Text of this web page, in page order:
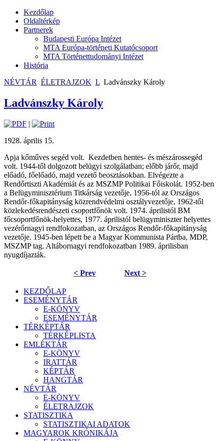
Kezdőlap
Oldaltérkép
Partnerek
Budapesti Európa Intézet
MTA Európa-történeti Kutatócsoport
MTA Történettudományi Intézet
História
NÉVTÁR ÉLETRAJZOK L Ladvánszky Károly
Ladvánszky Károly
|
1928. április 15.
Apja kőműves segéd volt. Kezdetben hentes- és mészárossegéd
volt. 1944-től dolgozott belügyi szolgálatban; előbb járőr, majd
előadó, főelőadó, majd vezető beosztásokban. Elvégezte a
Rendőrtiszti Akadémiát és az MSZMP Politikai Főiskolát. 1952-ben
a Belügyminisztérium Titkárság vezetője, 1956-tól az Országos
Rendőr-főkapitányság közrendvédelmi osztályvezetője, 1962-től
közlekedésrendészeti csoportfőnök volt. 1974. áprilistól BM
főcsoportfőnök-helyettes, 1977. áprilistól belügyminiszter helyettes
vezérőrnagyi rendfokozatban, az Országos Rendőr-főkapitányság
vezetője. 1945-ben lépett be a Magyar Kommunista Pártba, MDP,
MSZMP tag. Altábornagyi rendfokozatban 1989. áprilisban
nyugdíjazták.
< Prev Next >
KEZDŐLAP
ESEMÉNYTÁR
E-KÖNYV
ESEMÉNYTÁR
TÉRKÉPTÁR
TÉRKÉPLISTA
EMLÉKTÁR
E-KÖNYV
IRATTÁR
KÉPTÁR
HANGTÁR
NÉVTÁR
E-KÖNYV
ÉLETRAJZOK
STATISZTIKA
STATISZTIKAI ADATOK
MAGYAROK KRÓNIKÁJA